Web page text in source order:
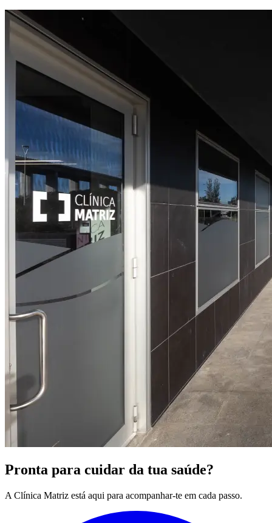
Pronta para cuidar da tua saúde?
A Clínica Matriz está aqui para acompanhar-te em cada passo.